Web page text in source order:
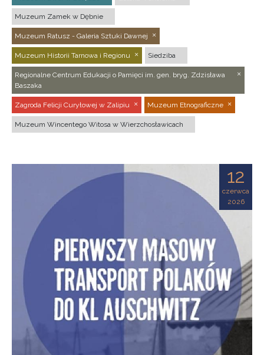
Muzeum Zamek w Dębnie
Muzeum Ratusz - Galeria Sztuki Dawnej
Muzeum Historii Tarnowa i Regionu Siedziba
Regionalne Centrum Edukacji o Pamięci im. gen. bryg. Zdzisława
Baszaka
Zagroda Felicji Curyłowej w Zalipiu Muzeum Etnograficzne
Muzeum Wincentego Witosa w Wierzchosławicach
12
czerwca
2026